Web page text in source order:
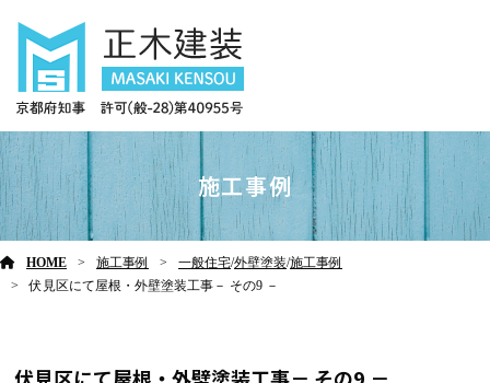
施工事例
HOME 施工事例 一般住宅/外壁塗装/施工事例
伏見区にて屋根・外壁塗装工事－ その9 －